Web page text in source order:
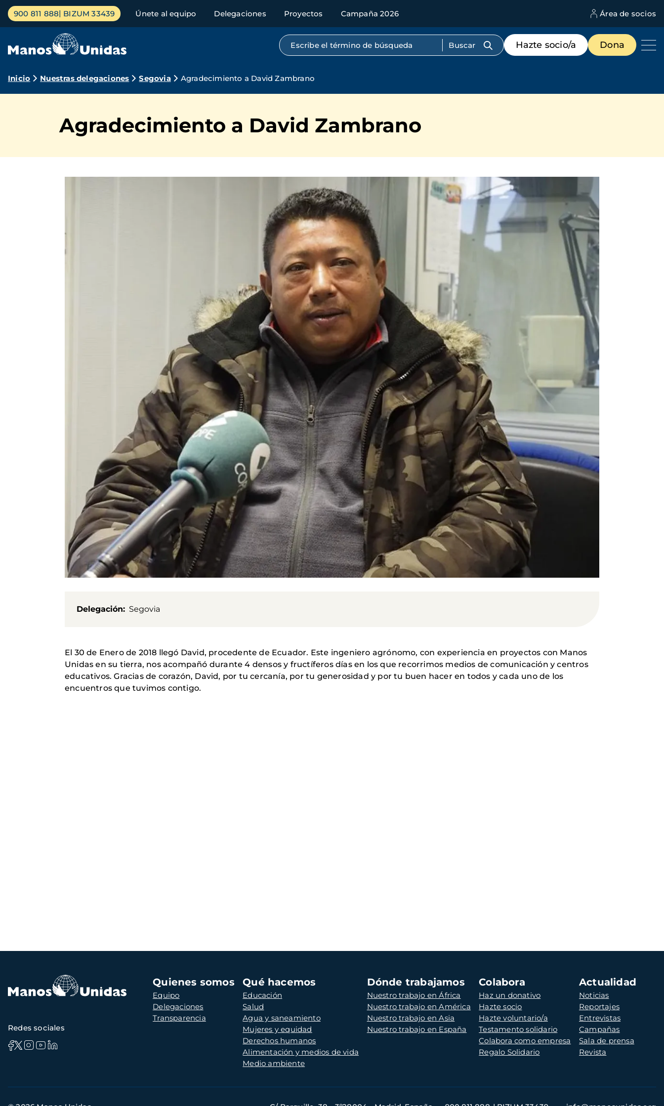
Pasar
contenido
Menú
principal
900 811 888 BIZUM 33439 Únete al equipo Delegaciones Proyectos Campaña 2026 Área de socios
Búsqueda por texto completo
Menú
de
destacados
Hazte socio/a Dona
Ruta
navegación
Inicio Nuestras delegaciones Segovia Agradecimiento a David Zambrano
Agradecimiento a David Zambrano
Delegación Segovia
El 30 de Enero de 2018 llegó David, procedente de Ecuador. Este ingeniero agrónomo, con experiencia en proyectos con Manos
Unidas en su tierra, nos acompañó durante 4 densos y fructíferos días en los que recorrimos medios de comunicación y centros
educativos. Gracias de corazón, David, por tu cercanía, por tu generosidad y por tu buen hacer en todos y cada uno de los
encuentros que tuvimos contigo.
Navegación
principal
Quienes somos
Equipo
Delegaciones
Transparencia
Qué hacemos
Educación
Salud
Agua y saneamiento
Mujeres y equidad
Derechos humanos
Alimentación y medios de vida
Medio ambiente
Dónde trabajamos
Nuestro trabajo en África
Nuestro trabajo en América
Nuestro trabajo en Asia
Nuestro trabajo en España
Colabora
Haz un donativo
Hazte socio
Hazte voluntario/a
Testamento solidario
Colabora como empresa
Regalo Solidario
Actualidad
Noticias
Reportajes
Entrevistas
Campañas
Sala de prensa
Revista
Redes sociales